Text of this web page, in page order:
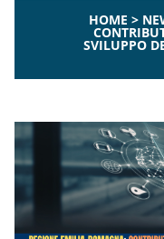
HOME >
SVILUPPO